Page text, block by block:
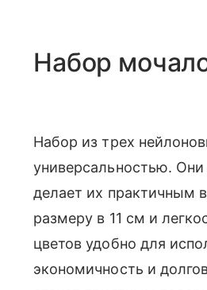
Набор
Набор из трех
универсальностью. Они
делает их практичным
размеру в 11 см и
цветов удобно для
экономичность и